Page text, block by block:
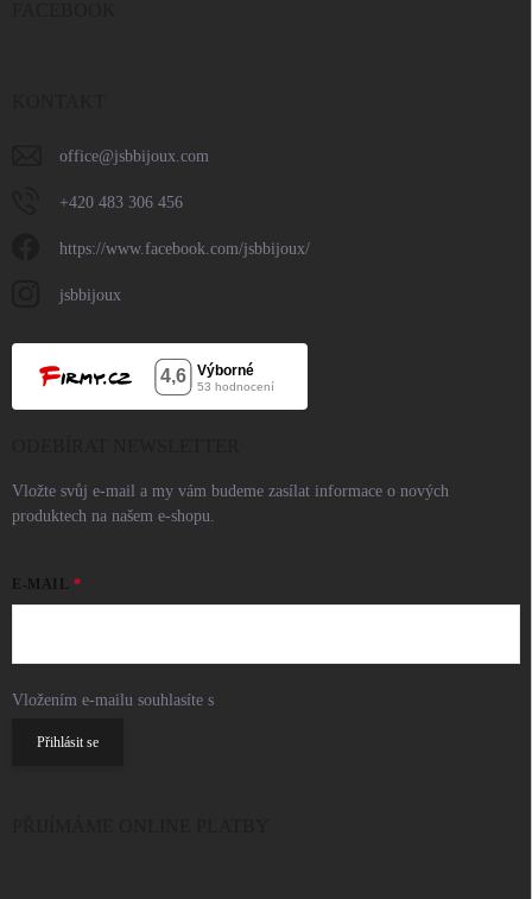
office@jsbbijoux.com
+420 483 306 456
https://www.facebook.com/jsbbijoux/
jsbbijoux
Vložte svůj e-mail a my vám budeme zasílat informace o nových
produktech na našem e-shopu.
E-MAIL
Vložením e-mailu souhlasíte s
Přihlásit se